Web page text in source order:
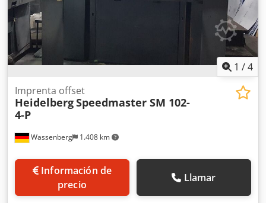
1 /4
Wassenberg 1.408 km
Imprenta offset
HeidelbergSpeedmaster SM 102-
4-P
Información de
precio
Llamar